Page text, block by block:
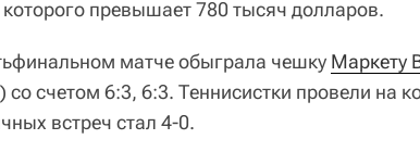
превышает 780 тысяч долларов.
матче обыграла чешку Маркету
со счетом 6:3, 6:3. Теннисистки провели на
встреч стал 4-0.